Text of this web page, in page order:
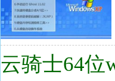
云骑士64位